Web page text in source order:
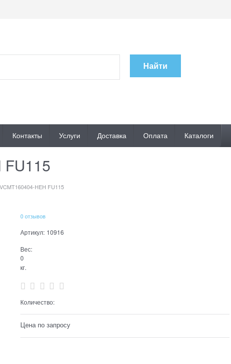
Найти
Контакты Услуги Доставка Оплата Каталоги
FU115
HEH FU115
0 отзывов
Артикул: 10916
Вес:
0
кг.
Количество:
Цена по запросу